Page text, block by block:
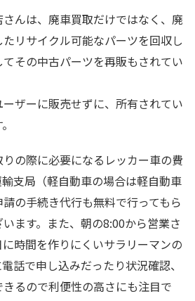
んは、廃車買取だけではなく、廃
リサイクル可能なパーツを回収し
その中古パーツを再販もされてい
ザーに販売せずに、所有されてい
の際に必要になるレッカー車の費
支局（軽自動車の場合は軽自動車
の手続き代行も無料で行ってもら
ます。また、朝の8:00から営業さ
時間を作りにくいサラリーマンの
話で申し込みだったり状況確認、
るので利便性の高さにも注目で